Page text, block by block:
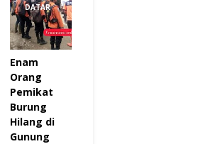
Bau
DATAR
Enam
Orang
Pemikat
Burung
Hilang di
Gunung